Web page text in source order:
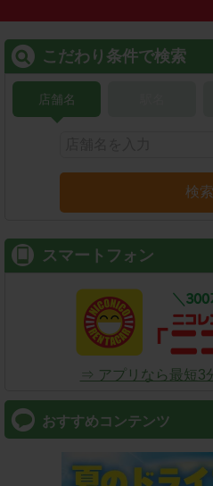
こだわり条件で検索
店舗名
検索
スマートフォン
⇒ アプリなら最短3
おすすめコンテンツ